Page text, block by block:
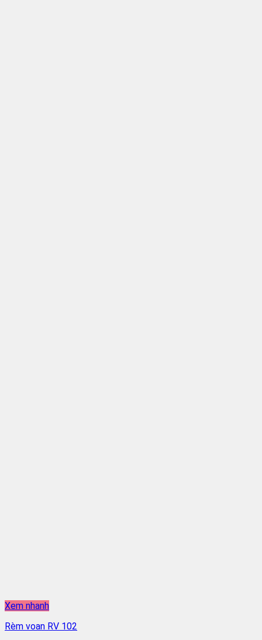
Xem nhanh
Rèm voan RV 102